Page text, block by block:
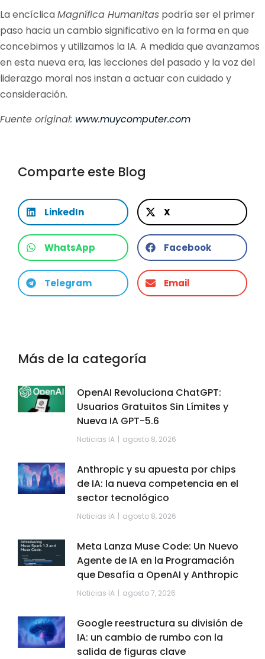
La encíclicaMagnífica Humanitas podría ser el primer
paso hacia un cambio significativo en la forma en que
concebimos y utilizamos la IA. A medida que avanzamos
en esta nueva era, las lecciones del pasado y la voz del
liderazgo moral nos instan a actuar con cuidado y
consideración.
Fuente original: www.muycomputer.com
Comparte este Blog
LinkedIn X
WhatsApp Facebook
Telegram Email
Más de la categoría
OpenAI Revoluciona ChatGPT:
Usuarios Gratuitos Sin Límites y
Nueva IA GPT-5.6
Noticias IA agosto 8, 2026
Anthropic y su apuesta por chips
de IA: la nueva competencia en el
sector tecnológico
Noticias IA agosto 8, 2026
Meta Lanza Muse Code: Un Nuevo
Agente de IA en la Programación
que Desafía a OpenAI y Anthropic
Noticias IA agosto 7, 2026
Google reestructura su división de
IA: un cambio de rumbo con la
salida de figuras clave